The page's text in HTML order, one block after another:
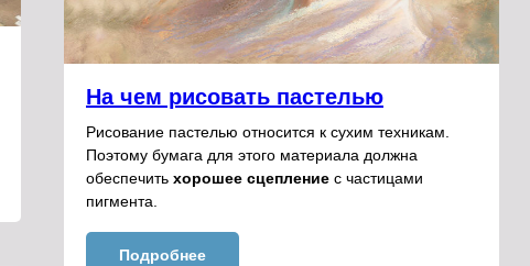
На чем рисовать пастелью
Рисование пастелью относится к сухим техникам.
Поэтому бумага для этого материала должна
обеспечить хорошее сцепление с частицами
пигмента.
Подробнее